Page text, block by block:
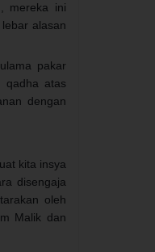
mereka ini
alasan
pakar
qadha atas
dengan
kita insya
disengaja
oleh
Malik dan